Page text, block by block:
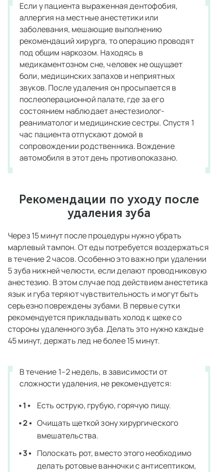
Если у пациента выраженная дентофобия,
аллергия на местные анестетики или
заболевания, мешающие выполнению
рекомендаций хирурга, то операцию проводят
под общим наркозом. Находясь в
медикаментозном сне, человек не ощущает
боли, медицинских запахов и неприятных
звуков. После удаления он просыпается в
послеоперационной палате, где за его
состоянием наблюдает анестезиолог-
реаниматолог и медицинские сестры. Спустя 1
час пациента отпускают домой в
сопровождении родственника. Вождение
автомобиля в этот день противопоказано.
Рекомендации по уходу после
удаления зуба
Через 15 минут после процедуры нужно убрать
марлевый тампон. От еды потребуется воздержаться
в течение 2 часов. Особенно это важно при удалении
5 зуба нижней челюсти, если делают проводниковую
анестезию. В этом случае под действием анестетика
язык и губа теряют чувствительность и могут быть
серьезно повреждены зубами. В первые сутки
рекомендуется прикладывать холод к щеке со
стороны удаленного зуба. Делать это нужно каждые
45 минут, держать лед не более 15 минут.
В течение 1–2 недель, в зависимости от
сложности удаления, не рекомендуется:
Есть острую, грубую, горячую пищу.
Очищать щеткой зону хирургического
вмешательства.
Полоскать рот, вместо этого необходимо
делать ротовые ванночки с антисептиком,